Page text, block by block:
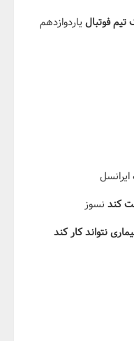
یاردوازدهم
ایرانسل
نسوز